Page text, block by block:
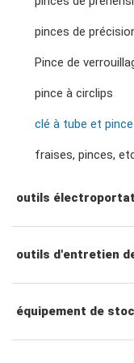
Accessoires
accessoires
tournevis torx
pinces de
Pince de
pince à circlips
clé à tube et
fraises, pinces,
outils
outils
accessoires
outils d'entretien
outils de
équipement de